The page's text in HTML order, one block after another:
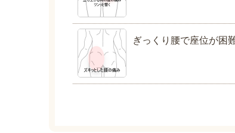
ぎっくり腰で座位が困